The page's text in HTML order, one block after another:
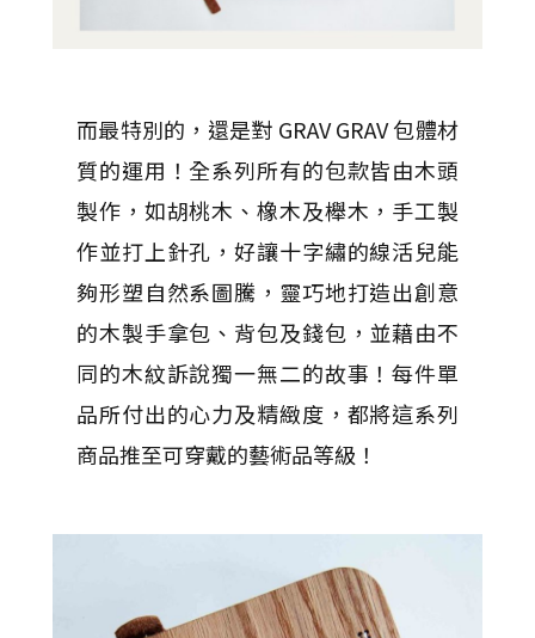
而最特別的，還是對 GRAV GRAV 包體材
質的運用！全系列所有的包款皆由木頭
製作，如胡桃木、橡木及櫸木，手工製
作並打上針孔，好讓十字繡的線活兒能
夠形塑自然系圖騰，靈巧地打造出創意
的木製手拿包、背包及錢包，並藉由不
同的木紋訴說獨一無二的故事！每件單
品所付出的心力及精緻度，都將這系列
商品推至可穿戴的藝術品等級！